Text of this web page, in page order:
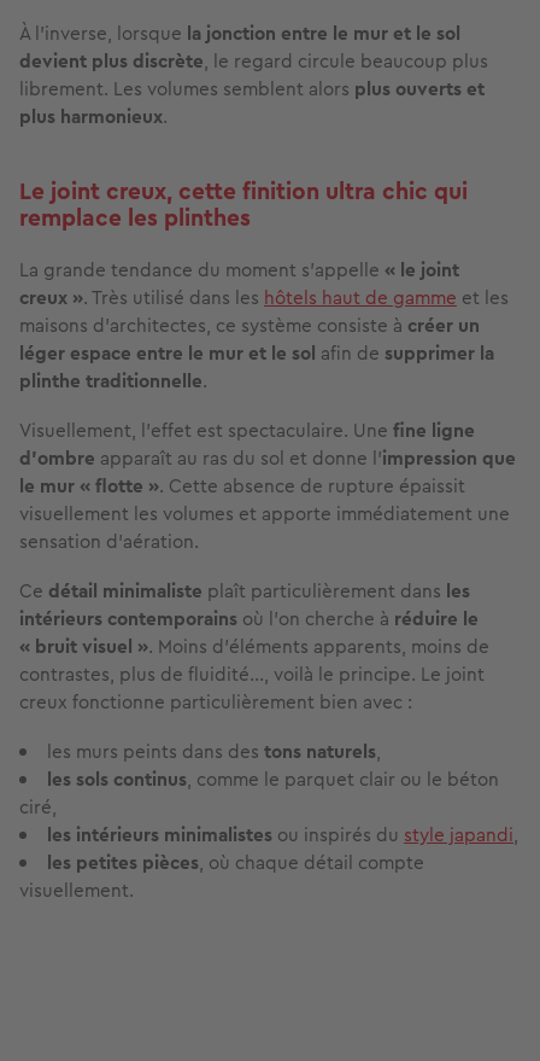
À l’inverse, lorsque la jonction entre le mur et le sol
devient plus discrète, le regard circule beaucoup plus
librement. Les volumes semblent alors plus ouverts et
plus harmonieux.
Le joint creux, cette finition ultra chic qui
remplace les plinthes
La grande tendance du moment s’appelle « le joint
creux ». Très utilisé dans les hôtels haut de gamme et les
maisons d’architectes, ce système consiste à créer un
léger espace entre le mur et le sol afin de supprimer la
plinthe traditionnelle.
Visuellement, l’effet est spectaculaire. Une fine ligne
d’ombre apparaît au ras du sol et donne l’impression que
le mur « flotte ». Cette absence de rupture épaissit
visuellement les volumes et apporte immédiatement une
sensation d'aération.
Ce détail minimaliste plaît particulièrement dans les
intérieurs contemporains où l’on cherche à réduire le
« bruit visuel ». Moins d’éléments apparents, moins de
contrastes, plus de fluidité…, voilà le principe. Le joint
creux fonctionne particulièrement bien avec :
les murs peints dans des tons naturels,
les sols continus, comme le parquet clair ou le béton
ciré,
les intérieurs minimalistes ou inspirés du style japandi,
les petites pièces, où chaque détail compte
visuellement.